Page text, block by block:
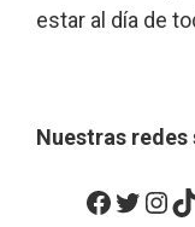
estar al día de
Nuestras redes